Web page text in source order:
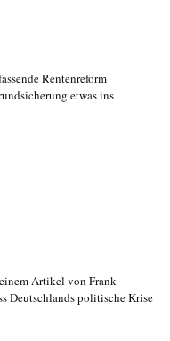
Rentenreform
etwas ins
Artikel von Frank
Deutschlands politische Krise